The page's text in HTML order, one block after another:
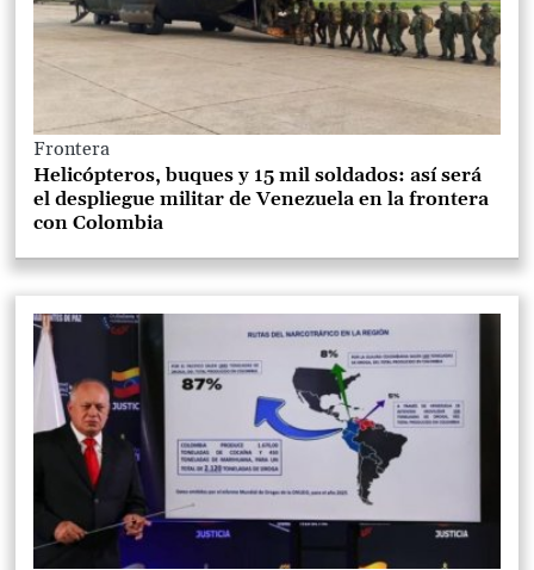
Frontera
Helicópteros, buques y 15 mil soldados: así será
el despliegue militar de Venezuela en la frontera
con Colombia